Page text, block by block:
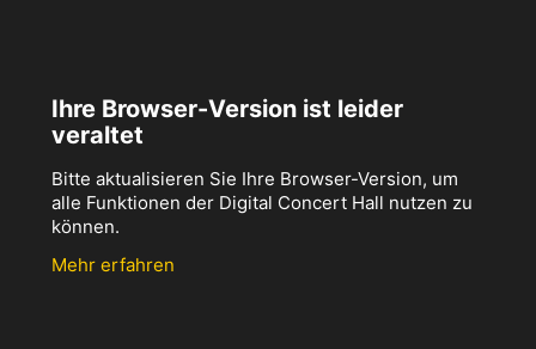
Ihre Browser-Version ist leider
veraltet
Bitte aktualisieren Sie Ihre Browser-Version, um
alle Funktionen der Digital Concert Hall nutzen zu
können.
Mehr erfahren